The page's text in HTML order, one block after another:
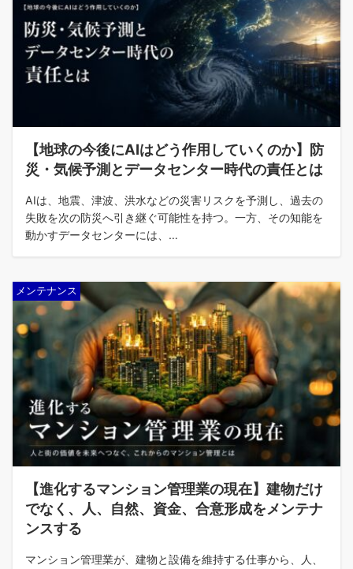
【地球の今後にAIはどう作用していくのか】防
災・気候予測とデータセンター時代の責任とは
AIは、地震、津波、洪水などの災害リスクを予測し、過去の
失敗を次の防災へ引き継ぐ可能性を持つ。一方、その知能を
動かすデータセンターには、…
メンテナンス
【進化するマンション管理業の現在】建物だけ
でなく、人、自然、資金、合意形成をメンテナ
ンスする
マンション管理業が、建物と設備を維持する仕事から、人、